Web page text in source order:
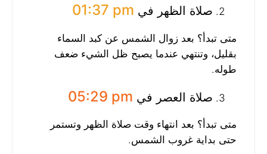
صلاة الظهر في 01:37 pm
متى تبدأ؟ بعد زوال الشمس عن كبد السماء
بقليل، وتنتهي عندما يصبح ظل الشيء ضعف
طوله.
صلاة العصر في 05:29 pm
متى تبدأ؟ بعد انتهاء وقت صلاة الظهر وتستمر
حتى بداية غروب الشمس.